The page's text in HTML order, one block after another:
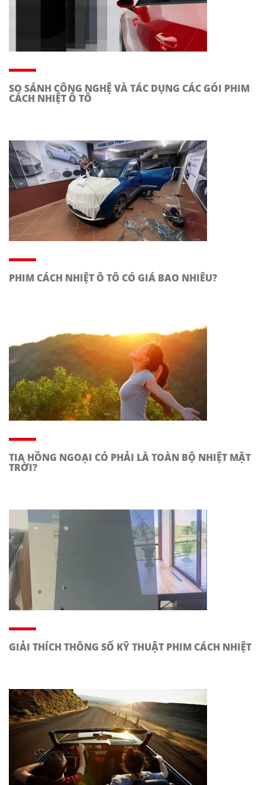
SO SÁNH CÔNG NGHỆ VÀ TÁC DỤNG CÁC GÓI PHIM
CÁCH NHIỆT Ô TÔ
PHIM CÁCH NHIỆT Ô TÔ CÓ GIÁ BAO NHIÊU?
TIA HỒNG NGOẠI CÓ PHẢI LÀ TOÀN BỘ NHIỆT MẶT
TRỜI?
GIẢI THÍCH THÔNG SỐ KỸ THUẬT PHIM CÁCH NHIỆT